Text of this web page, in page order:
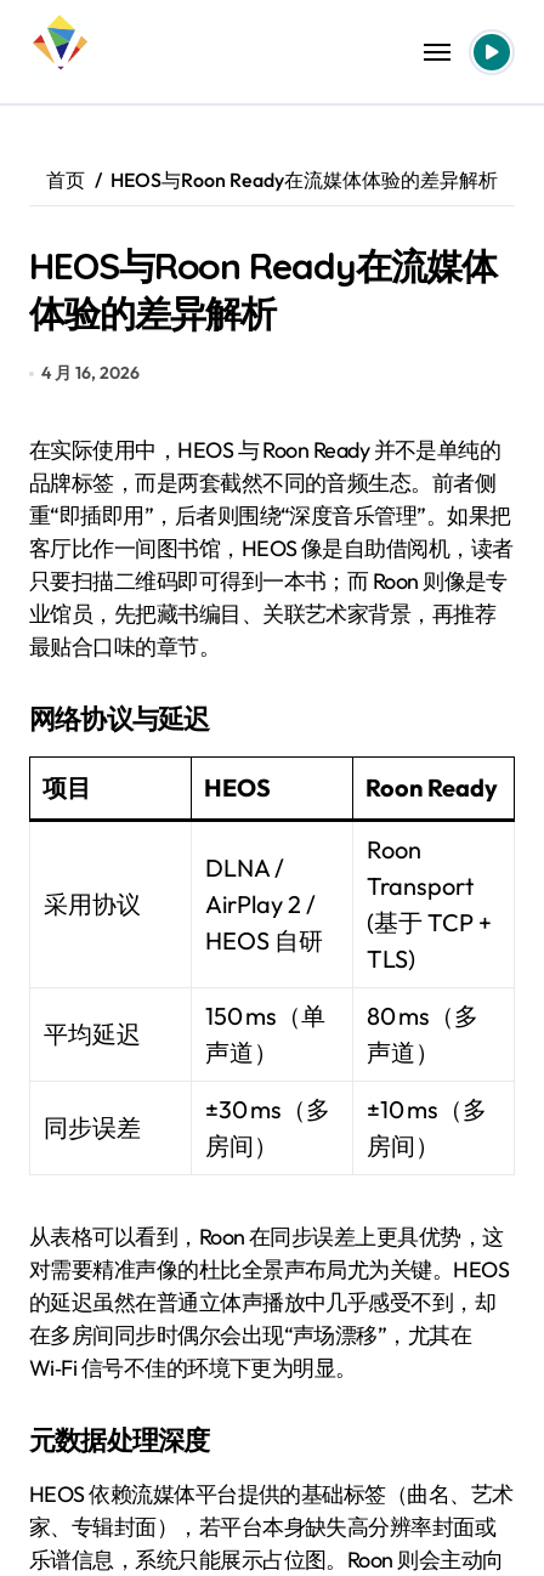
首页 HEOS与Roon Ready在流媒体体验的差异解析
HEOS与Roon Ready在流媒体
体验的差异解析
4 月 16, 2026
在实际使用中，HEOS 与 Roon Ready 并不是单纯的
品牌标签，而是两套截然不同的音频生态。前者侧
重“即插即用”，后者则围绕“深度音乐管理”。如果把
客厅比作一间图书馆，HEOS 像是自助借阅机，读者
只要扫描二维码即可得到一本书；而 Roon 则像是专
业馆员，先把藏书编目、关联艺术家背景，再推荐
最贴合口味的章节。
网络协议与延迟
项目 HEOS Roon Ready
采用协议
DLNA /
AirPlay 2 /
HEOS 自研
Roon
Transport
(基于 TCP +
TLS)
平均延迟
150 ms（单
声道）
80 ms（多
声道）
同步误差
±30 ms（多
房间）
±10 ms（多
房间）
从表格可以看到，Roon 在同步误差上更具优势，这
对需要精准声像的杜比全景声布局尤为关键。HEOS
的延迟虽然在普通立体声播放中几乎感受不到，却
在多房间同步时偶尔会出现“声场漂移”，尤其在
Wi‑Fi 信号不佳的环境下更为明显。
元数据处理深度
HEOS 依赖流媒体平台提供的基础标签（曲名、艺术
家、专辑封面），若平台本身缺失高分辨率封面或
乐谱信息，系统只能展示占位图。Roon 则会主动向